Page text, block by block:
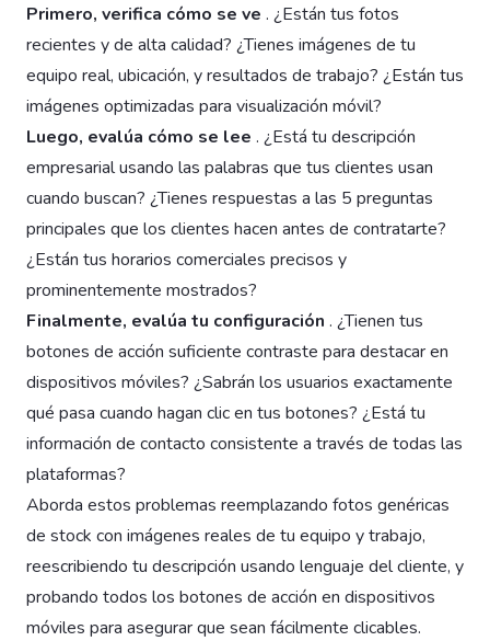
Primero, verifica cómo se ve . ¿Están tus fotos
recientes y de alta calidad? ¿Tienes imágenes de tu
equipo real, ubicación, y resultados de trabajo? ¿Están tus
imágenes optimizadas para visualización móvil?
Luego, evalúa cómo se lee . ¿Está tu descripción
empresarial usando las palabras que tus clientes usan
cuando buscan? ¿Tienes respuestas a las 5 preguntas
principales que los clientes hacen antes de contratarte?
¿Están tus horarios comerciales precisos y
prominentemente mostrados?
Finalmente, evalúa tu configuración . ¿Tienen tus
botones de acción suficiente contraste para destacar en
dispositivos móviles? ¿Sabrán los usuarios exactamente
qué pasa cuando hagan clic en tus botones? ¿Está tu
información de contacto consistente a través de todas las
plataformas?
Aborda estos problemas reemplazando fotos genéricas
de stock con imágenes reales de tu equipo y trabajo,
reescribiendo tu descripción usando lenguaje del cliente, y
probando todos los botones de acción en dispositivos
móviles para asegurar que sean fácilmente clicables.